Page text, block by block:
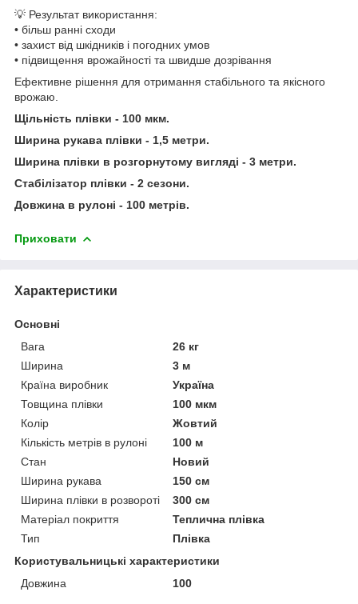
💡 Результат використання:
• більш ранні сходи
• захист від шкідників і погодних умов
• підвищення врожайності та швидше дозрівання
Ефективне рішення для отримання стабільного та якісного
врожаю.
Щільність плівки - 100 мкм.
Ширина рукава плівки - 1,5 метри.
Ширина плівки в розгорнутому вигляді - 3 метри.
Стабілізатор плівки - 2 сезони.
Довжина в рулоні - 100 метрів.
Приховати
Характеристики
Основні
Вага
26 кг
Ширина
3 м
Країна виробник
Україна
Товщина плівки
100 мкм
Колір
Жовтий
Кількість метрів в рулоні
100 м
Стан
Новий
Ширина рукава
150 см
Ширина плівки в розвороті
300 см
Матеріал покриття
Теплична плівка
Тип
Плівка
Користувальницькі характеристики
Довжина
100